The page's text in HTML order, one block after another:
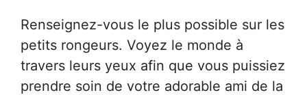
Renseignez-vous le plus possible sur les
petits rongeurs. Voyez le monde à
travers leurs yeux afin que vous puissiez
prendre soin de votre adorable ami de la